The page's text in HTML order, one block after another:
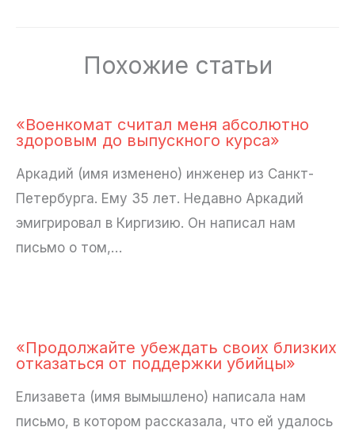
Похожие статьи
«Военкомат считал меня абсолютно
здоровым до выпускного курса»
Аркадий (имя изменено) инженер из Санкт-
Петербурга. Ему 35 лет. Недавно Аркадий
эмигрировал в Киргизию. Он написал нам
письмо о том,…
«Продолжайте убеждать своих близких
отказаться от поддержки убийцы»
Елизавета (имя вымышлено) написала нам
письмо, в котором рассказала, что ей удалось